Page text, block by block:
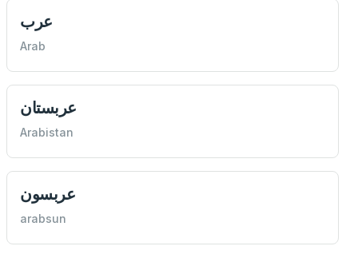
عرب
Arab
عربستان
Arabistan
عربسون
arabsun